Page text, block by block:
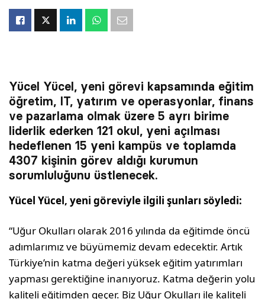
Yücel Yücel, yeni görevi kapsamında eğitim
öğretim, IT, yatırım ve operasyonlar, finans
ve pazarlama olmak üzere 5 ayrı birime
liderlik ederken 121 okul, yeni açılması
hedeflenen 15 yeni kampüs ve toplamda
4307 kişinin görev aldığı kurumun
sorumluluğunu üstlenecek.
Yücel Yücel, yeni göreviyle ilgili şunları söyledi:
“Uğur Okulları olarak 2016 yılında da eğitimde öncü
adımlarımız ve büyümemiz devam edecektir. Artık
Türkiye’nin katma değeri yüksek eğitim yatırımları
yapması gerektiğine inanıyoruz. Katma değerin yolu
kaliteli eğitimden geçer. Biz Uğur Okulları ile kaliteli